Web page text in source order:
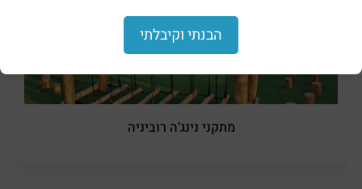
מתקני נינג’ה רוביניה
הבנתי וקיבלתי